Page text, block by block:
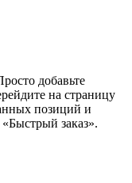
добавьте
на страницу
позиций и
заказ».